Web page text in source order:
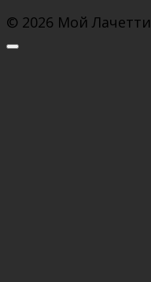
© 2026 Мой Лачетти